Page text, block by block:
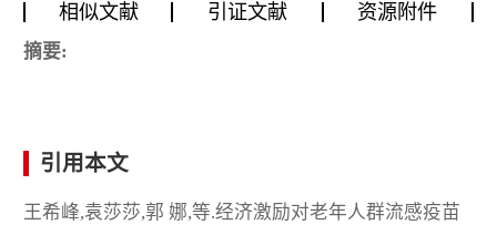
相似文献
引证文献 资源附件
摘要:
引用本文
王希峰,袁莎莎,郭 娜,等.经济激励对老年人群流感疫苗